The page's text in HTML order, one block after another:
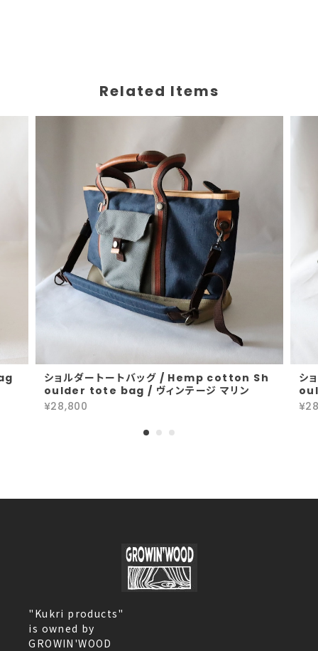
Related Items
ショルダートートバッグ / Hemp cotton Sh
oulder tote bag / ヴィンテージ マリン
¥28,800
シ
"Kukri products"
is owned by
GROWIN'WOOD